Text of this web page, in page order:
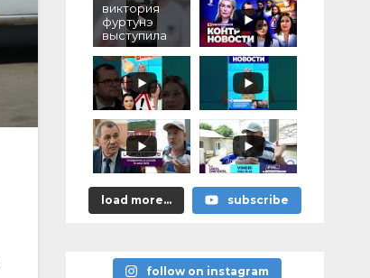
виктория
фуртунэ
выступила
против
уничтожени
я
памятников
героям
победы над
нацизмом
load more... subscribe
follow on instagram